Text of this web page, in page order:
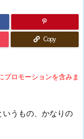
Copy
プロモーションを含みま
うもの、かなりの